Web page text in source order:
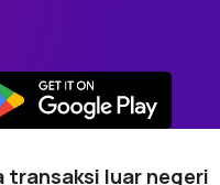
transaksi luar negeri